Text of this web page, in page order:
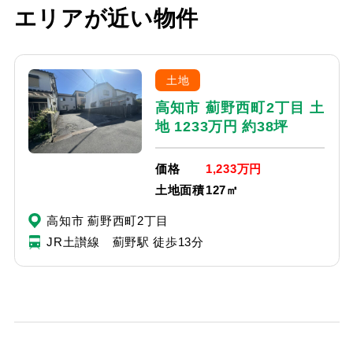
エリアが近い物件
土地
高知市 薊野西町2丁目 土
地 1233万円 約38坪
価格
1,233万円
土地面積127㎡
高知市 薊野西町2丁目
JR土讃線 薊野駅 徒歩13分